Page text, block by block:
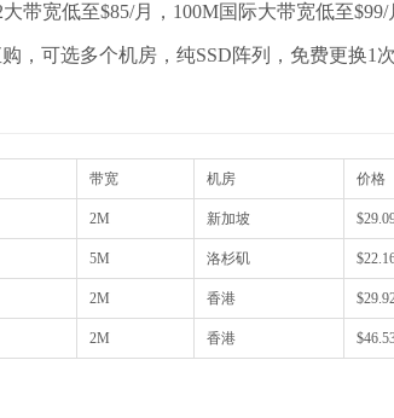
带宽低至$85/月，100M国际大带宽低至$99/
，可选多个机房，纯SSD阵列，免费更换1
带宽 机房 价格
2M 新加坡
5M 洛杉矶
2M 香港
2M 香港